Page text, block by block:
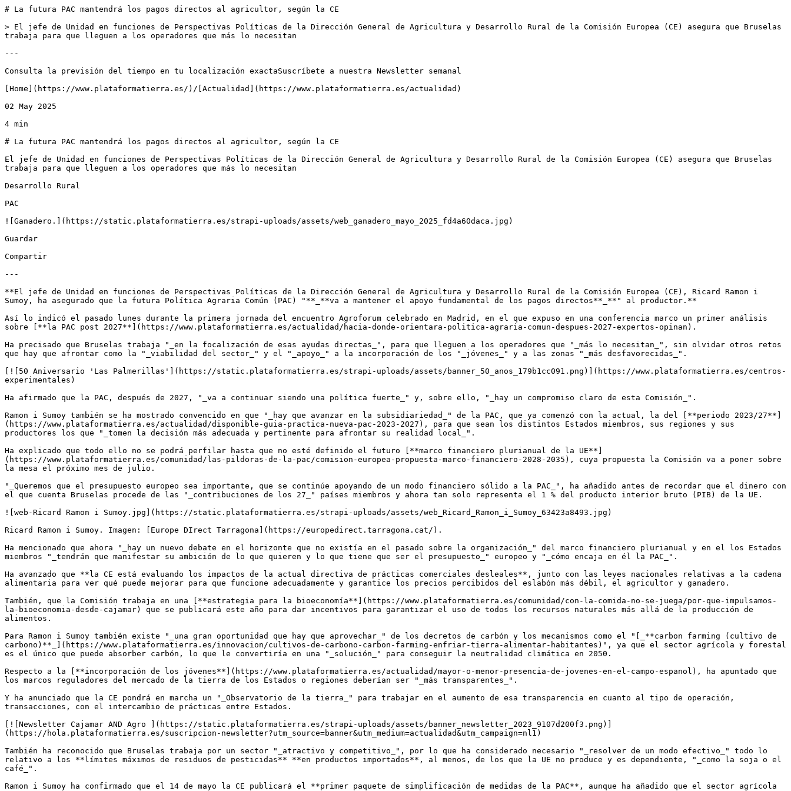
# La futura PAC mantendrá los pagos directos al agricultor, según la CE
> El jefe de Unidad en funciones de Perspectivas Políticas de la Dirección General de Agricultura y Desarrollo Rural de la Comisión Europea (CE) asegura que Bruselas
trabaja para que lleguen a los operadores que más lo necesitan
---
Consulta la previsión del tiempo en tu localización exactaSuscríbete a nuestra Newsletter semanal
[Home](https://www.plataformatierra.es/)/[Actualidad](https://www.plataformatierra.es/actualidad)
02 May 2025
4 min
# La futura PAC mantendrá los pagos directos al agricultor, según la CE
El jefe de Unidad en funciones de Perspectivas Políticas de la Dirección General de Agricultura y Desarrollo Rural de la Comisión Europea (CE) asegura que Bruselas
trabaja para que lleguen a los operadores que más lo necesitan
Desarrollo Rural
PAC
![Ganadero.](https://static.plataformatierra.es/strapi-uploads/assets/web_ganadero_mayo_2025_fd4a60daca.jpg)
Guardar
Compartir
---
**El jefe de Unidad en funciones de Perspectivas Políticas de la Dirección General de Agricultura y Desarrollo Rural de la Comisión Europea (CE), Ricard Ramon i
Sumoy, ha asegurado que la futura Política Agraria Común (PAC) "**_**va a mantener el apoyo fundamental de los pagos directos**_**" al productor.**
Así lo indicó el pasado lunes durante la primera jornada del encuentro Agroforum celebrado en Madrid, en el que expuso en una conferencia marco un primer análisis
sobre [**la PAC post 2027**](https://www.plataformatierra.es/actualidad/hacia-donde-orientara-politica-agraria-comun-despues-2027-expertos-opinan).
Ha precisado que Bruselas trabaja "_en la focalización de esas ayudas directas_", para que lleguen a los operadores que "_más lo necesitan_", sin olvidar otros retos
que hay que afrontar como la "_viabilidad del sector_" y el "_apoyo_" a la incorporación de los "_jóvenes_" y a las zonas "_más desfavorecidas_".
[![50 Aniversario 'Las Palmerillas'](https://static.plataformatierra.es/strapi-uploads/assets/banner_50_anos_179b1cc091.png)](https://www.plataformatierra.es/centros-
experimentales)
Ha afirmado que la PAC, después de 2027, "_va a continuar siendo una política fuerte_" y, sobre ello, "_hay un compromiso claro de esta Comisión_".
Ramon i Sumoy también se ha mostrado convencido en que "_hay que avanzar en la subsidiariedad_" de la PAC, que ya comenzó con la actual, la del [**periodo 2023/27**]
(https://www.plataformatierra.es/actualidad/disponible-guia-practica-nueva-pac-2023-2027), para que sean los distintos Estados miembros, sus regiones y sus
productores los que "_tomen la decisión más adecuada y pertinente para afrontar su realidad local_".
Ha explicado que todo ello no se podrá perfilar hasta que no esté definido el futuro [**marco financiero plurianual de la UE**]
(https://www.plataformatierra.es/comunidad/las-pildoras-de-la-pac/comision-europea-propuesta-marco-financiero-2028-2035), cuya propuesta la Comisión va a poner sobre
la mesa el próximo mes de julio.
"_Queremos que el presupuesto europeo sea importante, que se continúe apoyando de un modo financiero sólido a la PAC_", ha añadido antes de recordar que el dinero con
el que cuenta Bruselas procede de las "_contribuciones de los 27_" países miembros y ahora tan solo representa el 1 % del producto interior bruto (PIB) de la UE.
![web-Ricard Ramon i Sumoy.jpg](https://static.plataformatierra.es/strapi-uploads/assets/web_Ricard_Ramon_i_Sumoy_63423a8493.jpg)
Ricard Ramon i Sumoy. Imagen: [Europe DIrect Tarragona](https://europedirect.tarragona.cat/).
Ha mencionado que ahora "_hay un nuevo debate en el horizonte que no existía en el pasado sobre la organización_" del marco financiero plurianual y en el los Estados
miembros "_tendrán que manifestar su ambición de lo que quieren y lo que tiene que ser el presupuesto_" europeo y "_cómo encaja en él la PAC_".
Ha avanzado que **la CE está evaluando los impactos de la actual directiva de prácticas comerciales desleales**, junto con las leyes nacionales relativas a la cadena
alimentaria para ver qué puede mejorar para que funcione adecuadamente y garantice los precios percibidos del eslabón más débil, el agricultor y ganadero.
También, que la Comisión trabaja en una [**estrategia para la bioeconomía**](https://www.plataformatierra.es/comunidad/con-la-comida-no-se-juega/por-que-impulsamos-
la-bioeconomia-desde-cajamar) que se publicará este año para dar incentivos para garantizar el uso de todos los recursos naturales más allá de la producción de
alimentos.
Para Ramon i Sumoy también existe "_una gran oportunidad que hay que aprovechar_" de los decretos de carbón y los mecanismos como el "[_**carbon farming (cultivo de
carbono)**_](https://www.plataformatierra.es/innovacion/cultivos-de-carbono-carbon-farming-enfriar-tierra-alimentar-habitantes)", ya que el sector agrícola y forestal
es el único que puede absorber carbón, lo que le convertiría en una "_solución_" para conseguir la neutralidad climática en 2050.
Respecto a la [**incorporación de los jóvenes**](https://www.plataformatierra.es/actualidad/mayor-o-menor-presencia-de-jovenes-en-el-campo-espanol), ha apuntado que
los marcos reguladores del mercado de la tierra de los Estados o regiones deberían ser "_más transparentes_".
Y ha anunciado que la CE pondrá en marcha un "_Observatorio de la tierra_" para trabajar en el aumento de esa transparencia en cuanto al tipo de operación,
transacciones, con el intercambio de prácticas entre Estados.
[![Newsletter Cajamar AND Agro ](https://static.plataformatierra.es/strapi-uploads/assets/banner_newsletter_2023_9107d200f3.png)]
(https://hola.plataformatierra.es/suscripcion-newsletter?utm_source=banner&utm_medium=actualidad&utm_campaign=nl1)
También ha reconocido que Bruselas trabaja por un sector "_atractivo y competitivo_", por lo que ha considerado necesario "_resolver de un modo efectivo_" todo lo
relativo a los **límites máximos de residuos de pesticidas** **en productos importados**, al menos, de los que la UE no produce y es dependiente, "_como la soja o el
café_".
Ramon i Sumoy ha confirmado que el 14 de mayo la CE publicará el **primer paquete de simplificación de medidas de la PAC**, aunque ha añadido que el sector agrícola